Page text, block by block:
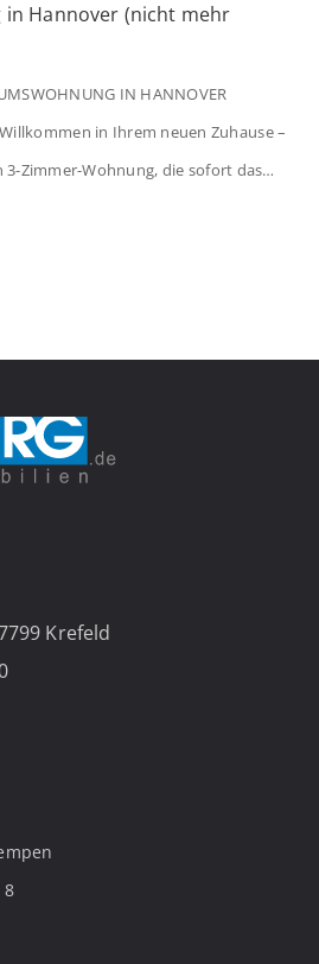
in Hannover (nicht mehr
IN HANNOVER
Willkommen in Ihrem neuen Zuhause –
Zimmer-Wohnung, die sofort das
Krefeld
8